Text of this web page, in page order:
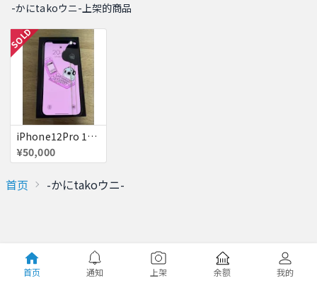
-かにtakoウニ-上架的商品
SOLD
iPhone12Pro 128GB
¥50,000
首页 -かにtakoウニ-
首页 通知 上架 余额 我的